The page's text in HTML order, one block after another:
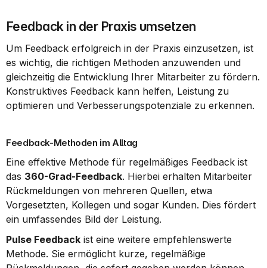
Feedback in der Praxis umsetzen
Um Feedback erfolgreich in der Praxis einzusetzen, ist
es wichtig, die richtigen Methoden anzuwenden und
gleichzeitig die Entwicklung Ihrer Mitarbeiter zu fördern.
Konstruktives Feedback kann helfen, Leistung zu
optimieren und Verbesserungspotenziale zu erkennen.
Feedback-Methoden im Alltag
Eine effektive Methode für regelmäßiges Feedback ist
das 360-Grad-Feedback. Hierbei erhalten Mitarbeiter
Rückmeldungen von mehreren Quellen, etwa
Vorgesetzten, Kollegen und sogar Kunden. Dies fördert
ein umfassendes Bild der Leistung.
Pulse Feedback ist eine weitere empfehlenswerte
Methode. Sie ermöglicht kurze, regelmäßige